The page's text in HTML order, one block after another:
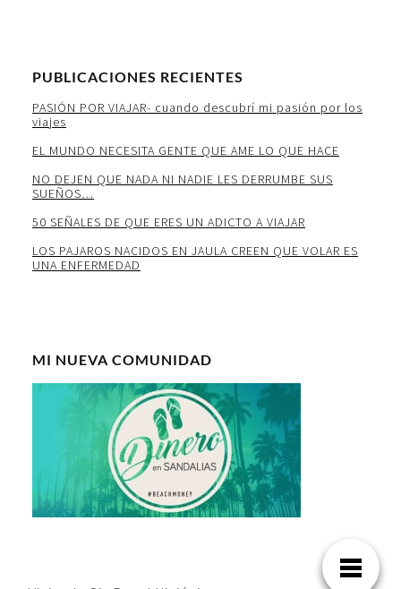
PUBLICACIONES RECIENTES
PASIÓN POR VIAJAR- cuando descubrí mi pasión por los
viajes
EL MUNDO NECESITA GENTE QUE AME LO QUE HACE
NO DEJEN QUE NADA NI NADIE LES DERRUMBE SUS
SUEÑOS…
50 SEÑALES DE QUE ERES UN ADICTO A VIAJAR
LOS PAJAROS NACIDOS EN JAULA CREEN QUE VOLAR ES
UNA ENFERMEDAD
MI NUEVA COMUNIDAD